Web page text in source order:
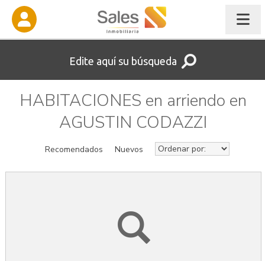
Edite aquí su búsqueda
HABITACIONES en arriendo en
AGUSTIN CODAZZI
Recomendados Nuevos